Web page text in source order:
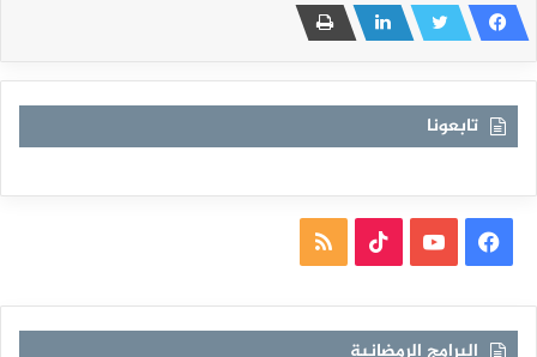
تابعونا
فيسبوكيوتيوب TikTokملخص
RSS